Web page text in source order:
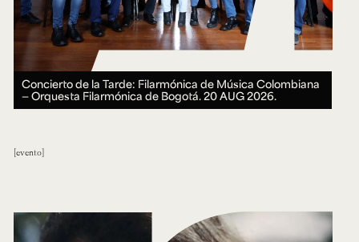
Concierto de la Tarde: Filarmónica de Música Colombiana
— Orquesta Filarmónica de Bogotá.20 AUG 2026.
evento